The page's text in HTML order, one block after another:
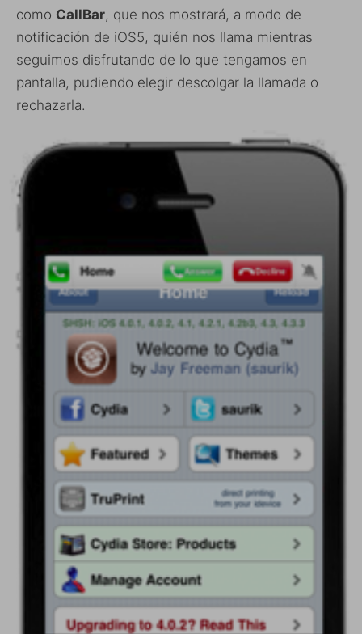
como CallBar, que nos mostrará, a modo de
notificación de iOS5, quién nos llama mientras
seguimos disfrutando de lo que tengamos en
pantalla, pudiendo elegir descolgar la llamada o
rechazarla.